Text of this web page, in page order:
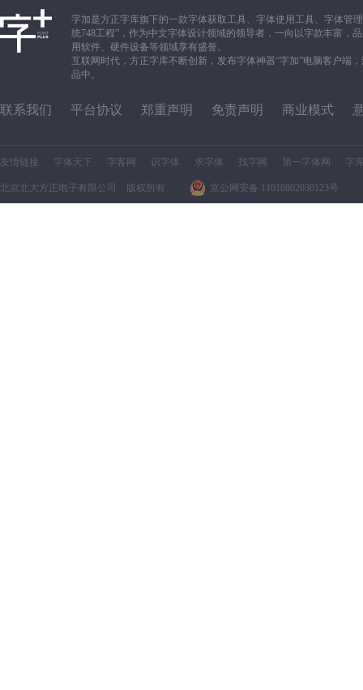
字加是方正字库旗下的一款字体获取工具、字体使用工具、字体管
统748工程”，作为中文字体设计领域的领导者，一向以字款丰富，
用软件、硬件设备等领域享有盛誉。
互联网时代，方正字库不断创新，发布字体神器“字加”电脑客户端
品中。
联系我们 平台协议 郑重声明 免责声明 商业模式
友情链接 字体天下 字客网 识字体 求字体 找字网 第一字体网 字
北京北大方正电子有限公司 版权所有 京公网安备 11010802030123号